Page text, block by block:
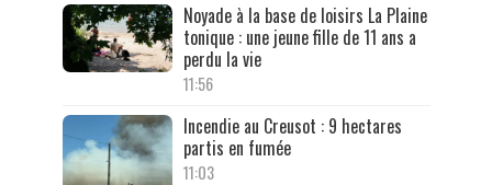
Noyade à la base de loisirs La Plaine
tonique : une jeune fille de 11 ans a
perdu la vie
11:56
Incendie au Creusot : 9 hectares
partis en fumée
11:03